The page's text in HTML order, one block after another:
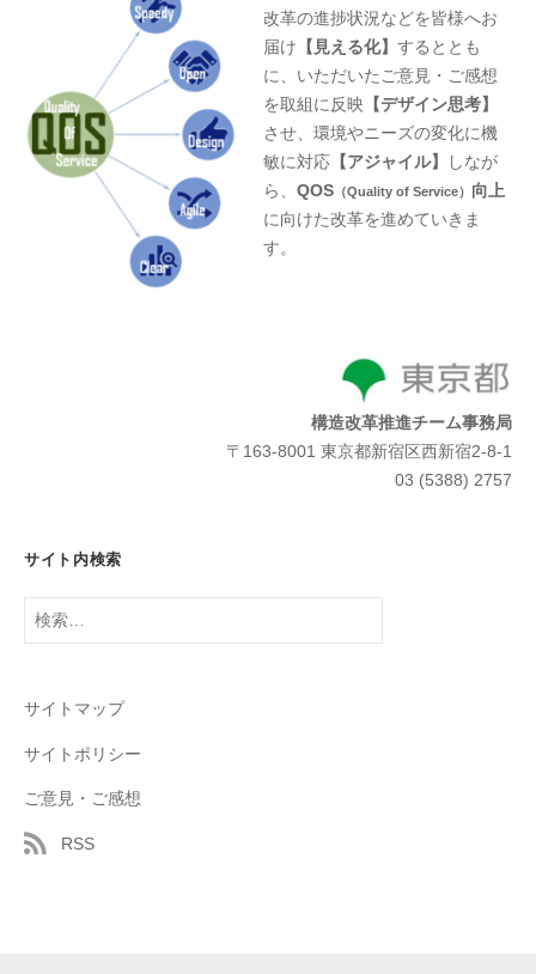
改革の進捗状況などを皆様へお
届け 【見える化】するととも
に、いただいたご意見・ご感想
を取組に反映 【デザイン思考】
させ、環境やニーズの変化に機
敏に対応 【アジャイル】
しなが
ら、QOS （Quality of Service） 向上
に向けた改革を進めていきま
す。
構造改革推進チーム事務局
〒163-8001 東京都新宿区西新宿2-8-1
03 (5388) 2757
サイト内検索
検
サイトマップ
サイトポリシー
ご意見・ご感想
RSS